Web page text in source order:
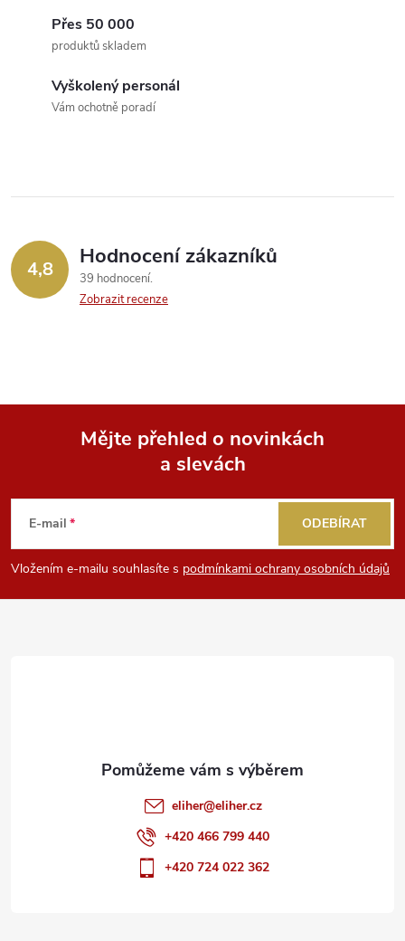
ý
p
u
Přes 50 000
produktů skladem
Vyškolený personál
Vám ochotně poradí
4,8 Hodnocení zákazníků
39 hodnocení
Zobrazit recenze
p
Mějte přehled o novinkách
a slevách
E-mail
Vložením e-mailu souhlasíte s podmínkami ochrany osobních údajů
ODEBÍRAT
eliher@eliher.cz
+420 466 799 440
+420 724 022 362